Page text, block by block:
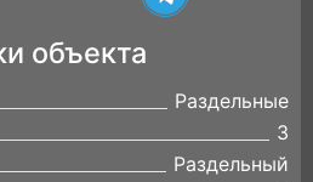
объекта
Раздельные
3
Раздельный